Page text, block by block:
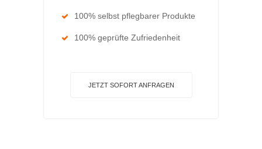
100% selbst pflegbarer Produkte
100% geprüfte Zufriedenheit
JETZT SOFORT ANFRAGEN